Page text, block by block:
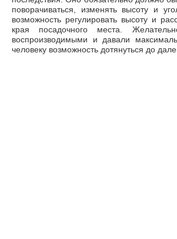
поворачиваться, изменять высоту и
возможность регулировать высоту и
края посадочного места.
воспроизводимыми и давали
человеку возможность дотянуться до